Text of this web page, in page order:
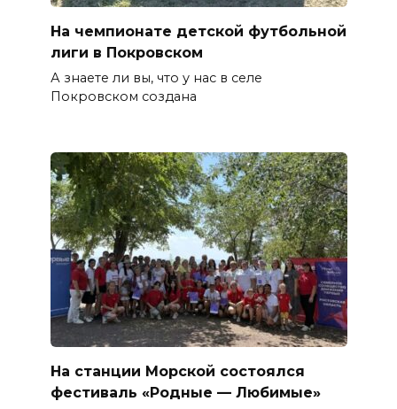
На чемпионате детской футбольной
лиги в Покровском
А знаете ли вы, что у нас в селе
Покровском создана
На станции Морской состоялся
фестиваль «Родные — Любимые»